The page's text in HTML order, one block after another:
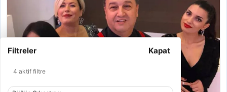
Filtreler Kapat
4 aktif filtre